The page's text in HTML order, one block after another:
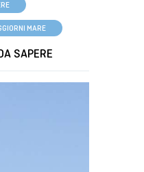
MARE
SAPERE